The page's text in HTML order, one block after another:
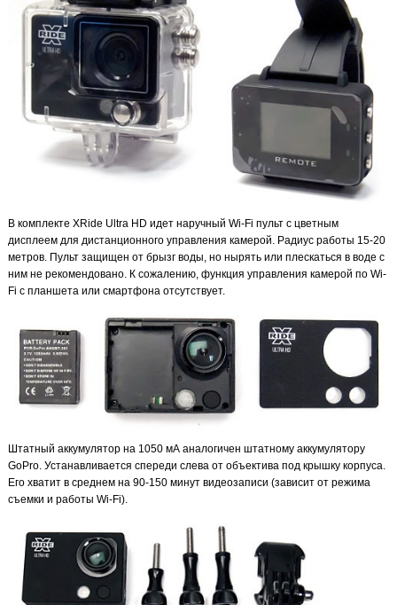
В комплекте XRide Ultra HD идет наручный Wi-Fi пульт с цветным
дисплеем для дистанционного управления камерой. Радиус работы 15-20
метров. Пульт защищен от брызг воды, но нырять или плескаться в воде с
ним не рекомендовано. К сожалению, функция управления камерой по Wi-
Fi с планшета или смартфона отсутствует.
Штатный аккумулятор на 1050 мА аналогичен штатному аккумулятору
GoPro. Устанавливается спереди слева от объектива под крышку корпуса.
Его хватит в среднем на 90-150 минут видеозаписи (зависит от режима
съемки и работы Wi-Fi).